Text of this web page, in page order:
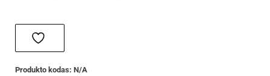
Produkto kodas: N/A